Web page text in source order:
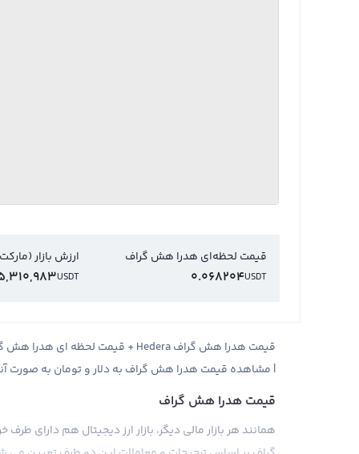
قیمت لحظه‌ای هدرا هش گراف
USDT
0.068204
ارزش بازار
USDT
| مشاهده قیمت هدرا هش گراف به دلار و تومان به صورت
قیمت هدرا هش گراف
همانند هر بازار مالی دیگر، بازار ارز دیجیتال هم دارای